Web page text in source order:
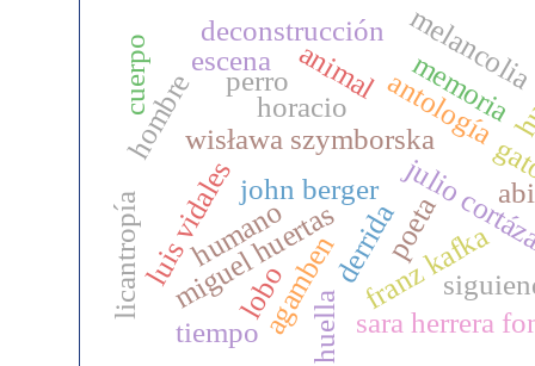
antología
john berger
franz kafka
julio
wisława szymborska
luis vidales
horacio
poeta
miguel huertas
hombre animal
agambenderrida
sara herrera
memoria
perro
lobo
licantropía
melancolia
cuerpo
deconstrucción
huella
humano
escena
tiempo